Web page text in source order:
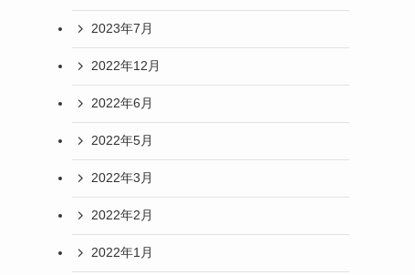
2023年7月
2022年12月
2022年6月
2022年5月
2022年3月
2022年2月
2022年1月